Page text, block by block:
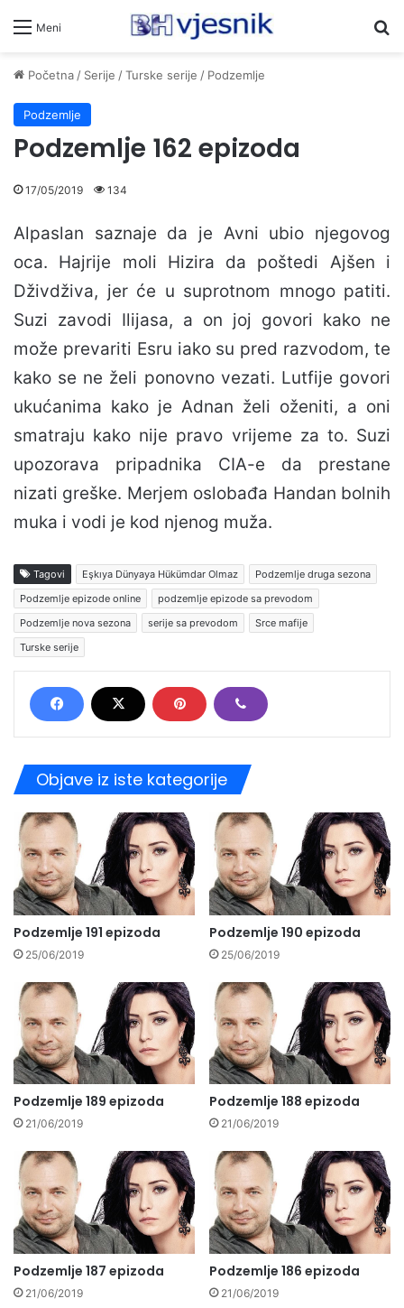
Meni
Početna/ Serije /Turske serije / Podzemlje
Podzemlje
Podzemlje 162 epizoda
17/05/2019 134
Alpaslan saznaje da je Avni ubio njegovog
oca. Hajrije moli Hizira da poštedi Ajšen i
Dživdživa, jer će u suprotnom mnogo patiti.
Suzi zavodi Ilijasa, a on joj govori kako ne
može prevariti Esru iako su pred razvodom, te
kako se ne želi ponovno vezati. Lutfije govori
ukućanima kako je Adnan želi oženiti, a oni
smatraju kako nije pravo vrijeme za to. Suzi
upozorava pripadnika CIA-e da prestane
nizati greške. Merjem oslobađa Handan bolnih
muka i vodi je kod njenog muža.
Tagovi Eşkıya Dünyaya Hükümdar Olmaz
Podzemlje druga sezona
Podzemlje epizode online
podzemlje epizode sa prevodom
Podzemlje nova sezona
serije sa prevodom
Srce mafije
Turske serije
Objave iz iste kategorije
Podzemlje 191 epizoda
25/06/2019
Podzemlje 190 epizoda
25/06/2019
Podzemlje 189 epizoda
21/06/2019
Podzemlje 188 epizoda
21/06/2019
Podzemlje 187 epizoda
21/06/2019
Podzemlje 186 epizoda
21/06/2019